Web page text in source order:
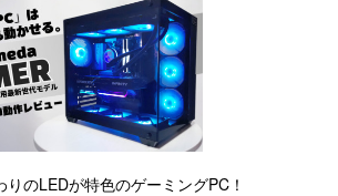
のLEDが特色のゲーミングPC！